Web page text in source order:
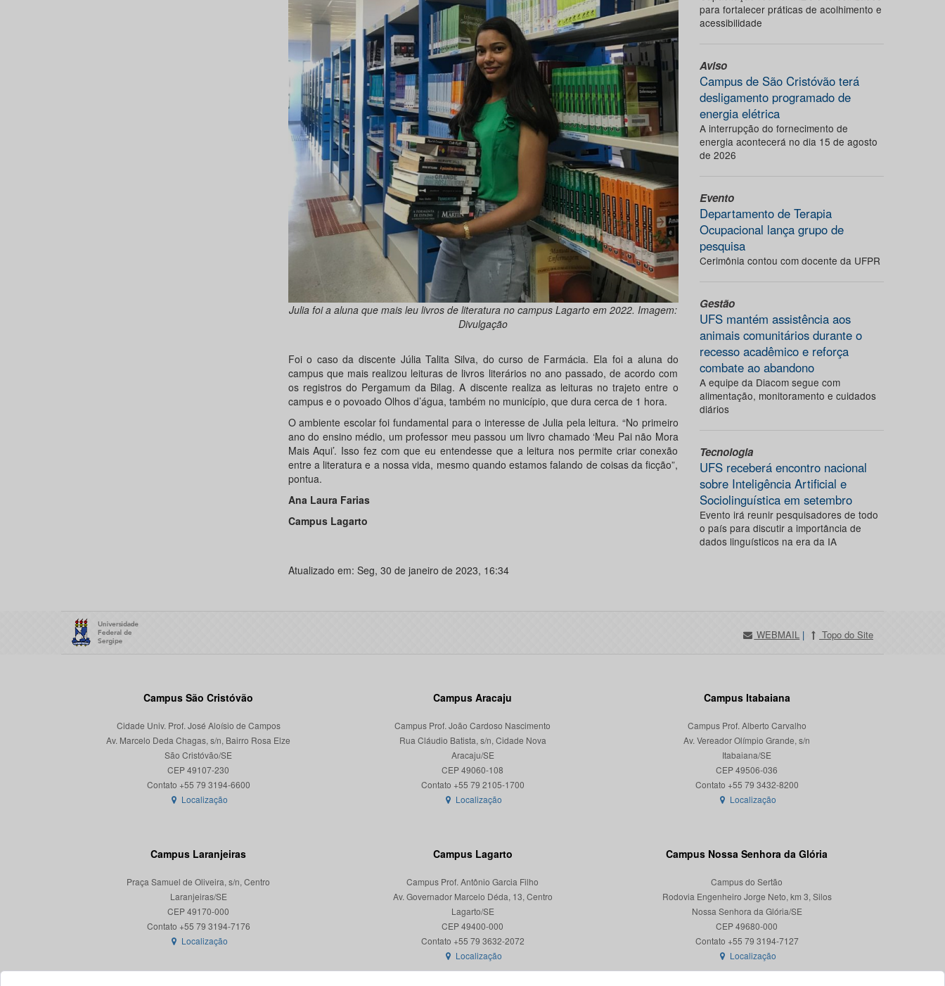
Julia foi a aluna que mais leu livros de literatura no campus Lagarto em 2022. Imagem:
Divulgação
Foi o caso da discente Júlia Talita Silva, do curso de Farmácia. Ela foi a aluna do
campus que mais realizou leituras de livros literários no ano passado, de acordo com
os registros do Pergamum da Bilag. A discente realiza as leituras no trajeto entre o
campus e o povoado Olhos d’água, também no município, que dura cerca de 1 hora.
O ambiente escolar foi fundamental para o interesse de Julia pela leitura. “No primeiro
ano do ensino médio, um professor meu passou um livro chamado ‘Meu Pai não Mora
Mais Aqui’. Isso fez com que eu entendesse que a leitura nos permite criar conexão
entre a literatura e a nossa vida, mesmo quando estamos falando de coisas da ficção”,
pontua.
Ana Laura Farias
Campus Lagarto
Atualizado em: Seg, 30 de janeiro de 2023, 16:34
para fortalecer práticas de acolhimento e
acessibilidade
Aviso
Campus de São Cristóvão terá
desligamento programado de
energia elétrica
A interrupção do fornecimento de
energia acontecerá no dia 15 de agosto
de 2026
Evento
Departamento de Terapia
Ocupacional lança grupo de
pesquisa
Cerimônia contou com docente da UFPR
Gestão
UFS mantém assistência aos
animais comunitários durante o
recesso acadêmico e reforça
combate ao abandono
A equipe da Diacom segue com
alimentação, monitoramento e cuidados
diários
Tecnologia
UFS receberá encontro nacional
sobre Inteligência Artificial e
Sociolinguística em setembro
Evento irá reunir pesquisadores de todo
o país para discutir a importância de
dados linguísticos na era da IA
WEBMAIL | Topo do Site
Campus São Cristóvão
Cidade Univ. Prof. José Aloísio de Campos
Av. Marcelo Deda Chagas, s/n, Bairro Rosa Elze
São Cristóvão/SE
CEP 49107-230
Localização
Campus Aracaju
Campus Prof. João Cardoso Nascimento
Rua Cláudio Batista, s/n, Cidade Nova
Aracaju/SE
CEP 49060-108
Localização
Campus Itabaiana
Campus Prof. Alberto Carvalho
Av. Vereador Olímpio Grande, s/n
Itabaiana/SE
CEP 49506-036
Localização
Campus Laranjeiras
Praça Samuel de Oliveira, s/n, Centro
Laranjeiras/SE
CEP 49170-000
Localização
Campus Lagarto
Campus Prof. Antônio Garcia Filho
Av. Governador Marcelo Déda, 13, Centro
Lagarto/SE
CEP 49400-000
Localização
Campus Nossa Senhora da Glória
Campus do Sertão
Rodovia Engenheiro Jorge Neto, km 3, Silos
Nossa Senhora da Glória/SE
CEP 49680-000
Contato +55 79 3194-7127
Localização